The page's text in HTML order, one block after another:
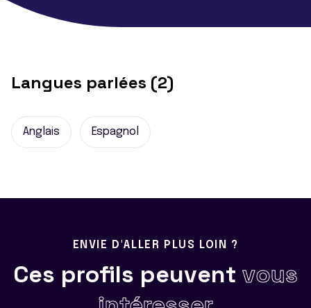
Langues parlées (2)
Anglais Espagnol
ENVIE D'ALLER PLUS LOIN ?
Ces profils peuvent vous